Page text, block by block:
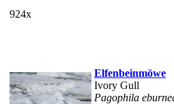
924x
Elfenbeinmöwe
Ivory Gull
Pagophila